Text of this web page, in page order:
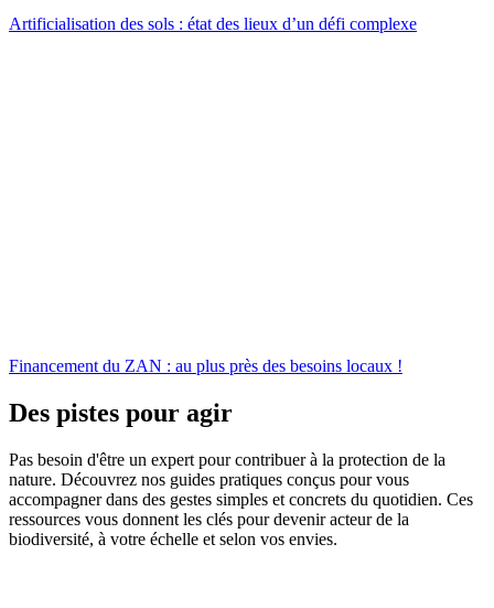
Artificialisation des sols : état des lieux d’un défi complexe
Financement du ZAN : au plus près des besoins locaux !
Des pistes pour agir
Pas besoin d'être un expert pour contribuer à la protection de la
nature. Découvrez nos guides pratiques conçus pour vous
accompagner dans des gestes simples et concrets du quotidien. Ces
ressources vous donnent les clés pour devenir acteur de la
biodiversité, à votre échelle et selon vos envies.